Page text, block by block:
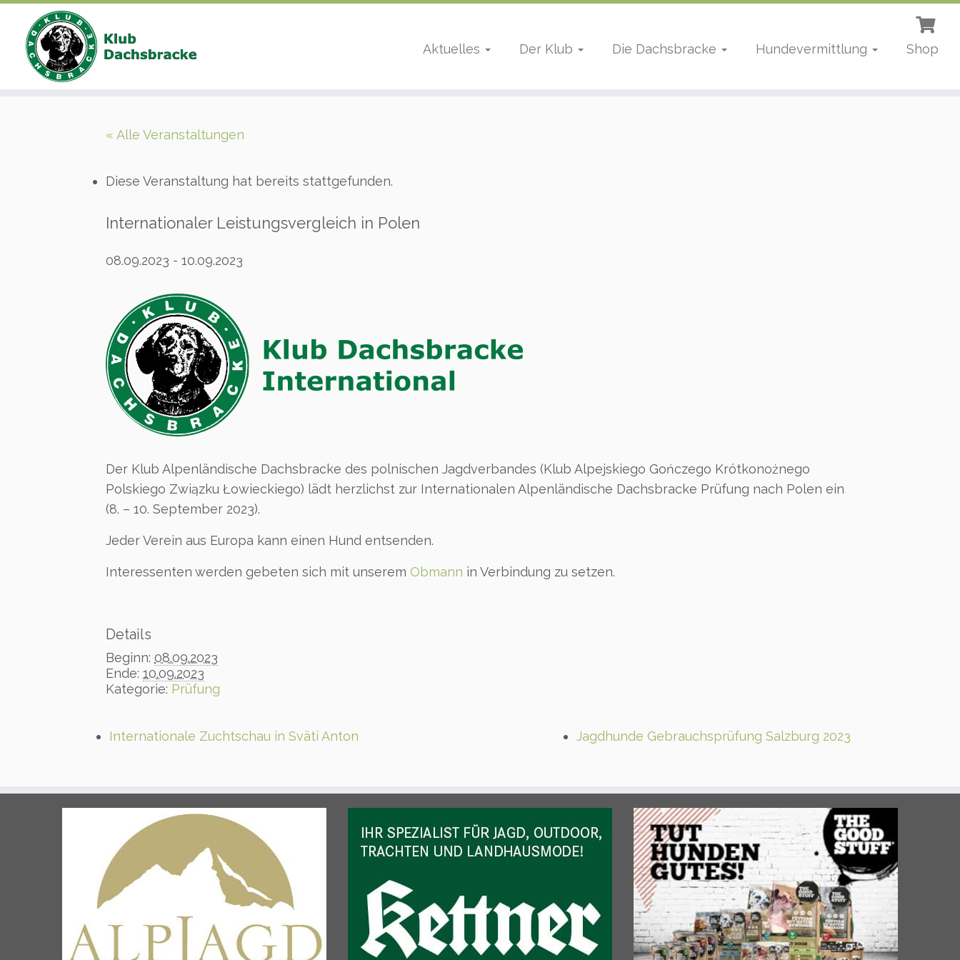
Aktuelles Der Klub Die Dachsbracke Hundevermittlung Shop
« Alle Veranstaltungen
Diese Veranstaltung hat bereits stattgefunden.
Internationaler Leistungsvergleich in Polen
08.09.2023 - 10.09.2023
Der Klub Alpenländische Dachsbracke des polnischen Jagdverbandes (Klub Alpejskiego Gończego Krótkonożnego
Polskiego Związku Łowieckiego) lädt herzlichst zur Internationalen Alpenländische Dachsbracke Prüfung nach Polen ein
(8. – 10. September 2023).
Jeder Verein aus Europa kann einen Hund entsenden.
Interessenten werden gebeten sich mit unserem Obmann in Verbindung zu setzen.
Details
Beginn: 08.09.2023
Ende: 10.09.2023
Kategorie: Prüfung
Internationale Zuchtschau in Sväti Anton Jagdhunde Gebrauchsprüfung Salzburg 2023